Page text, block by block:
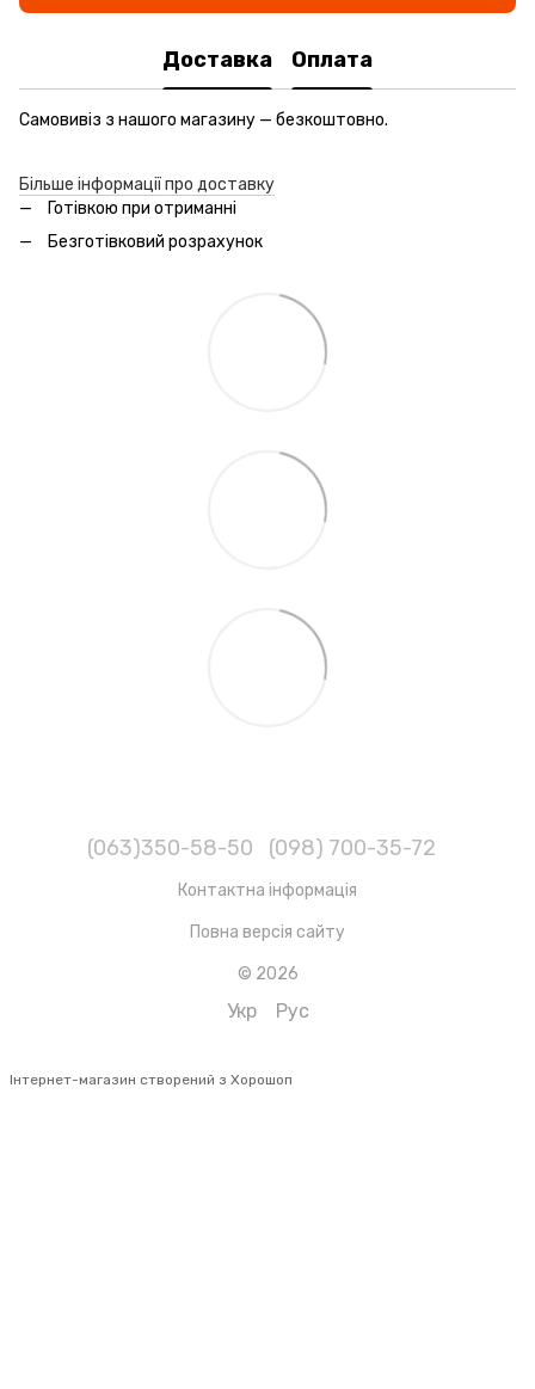
Доставка Оплата
Самовивіз з нашого магазину — безкоштовно.
Більше інформації про доставку
Готівкою при отриманні
Безготівковий розрахунок
(063)350-58-50 (098) 700-35-72
Контактна інформація
Повна версія сайту
© 2026
Укр Рус
Інтернет-магазин створений з Хорошоп